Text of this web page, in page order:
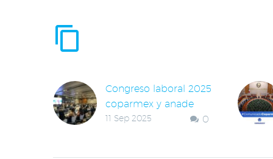
Congreso laboral 2025
coparmex y anade
Nuevo león
0
11 Sep 2025